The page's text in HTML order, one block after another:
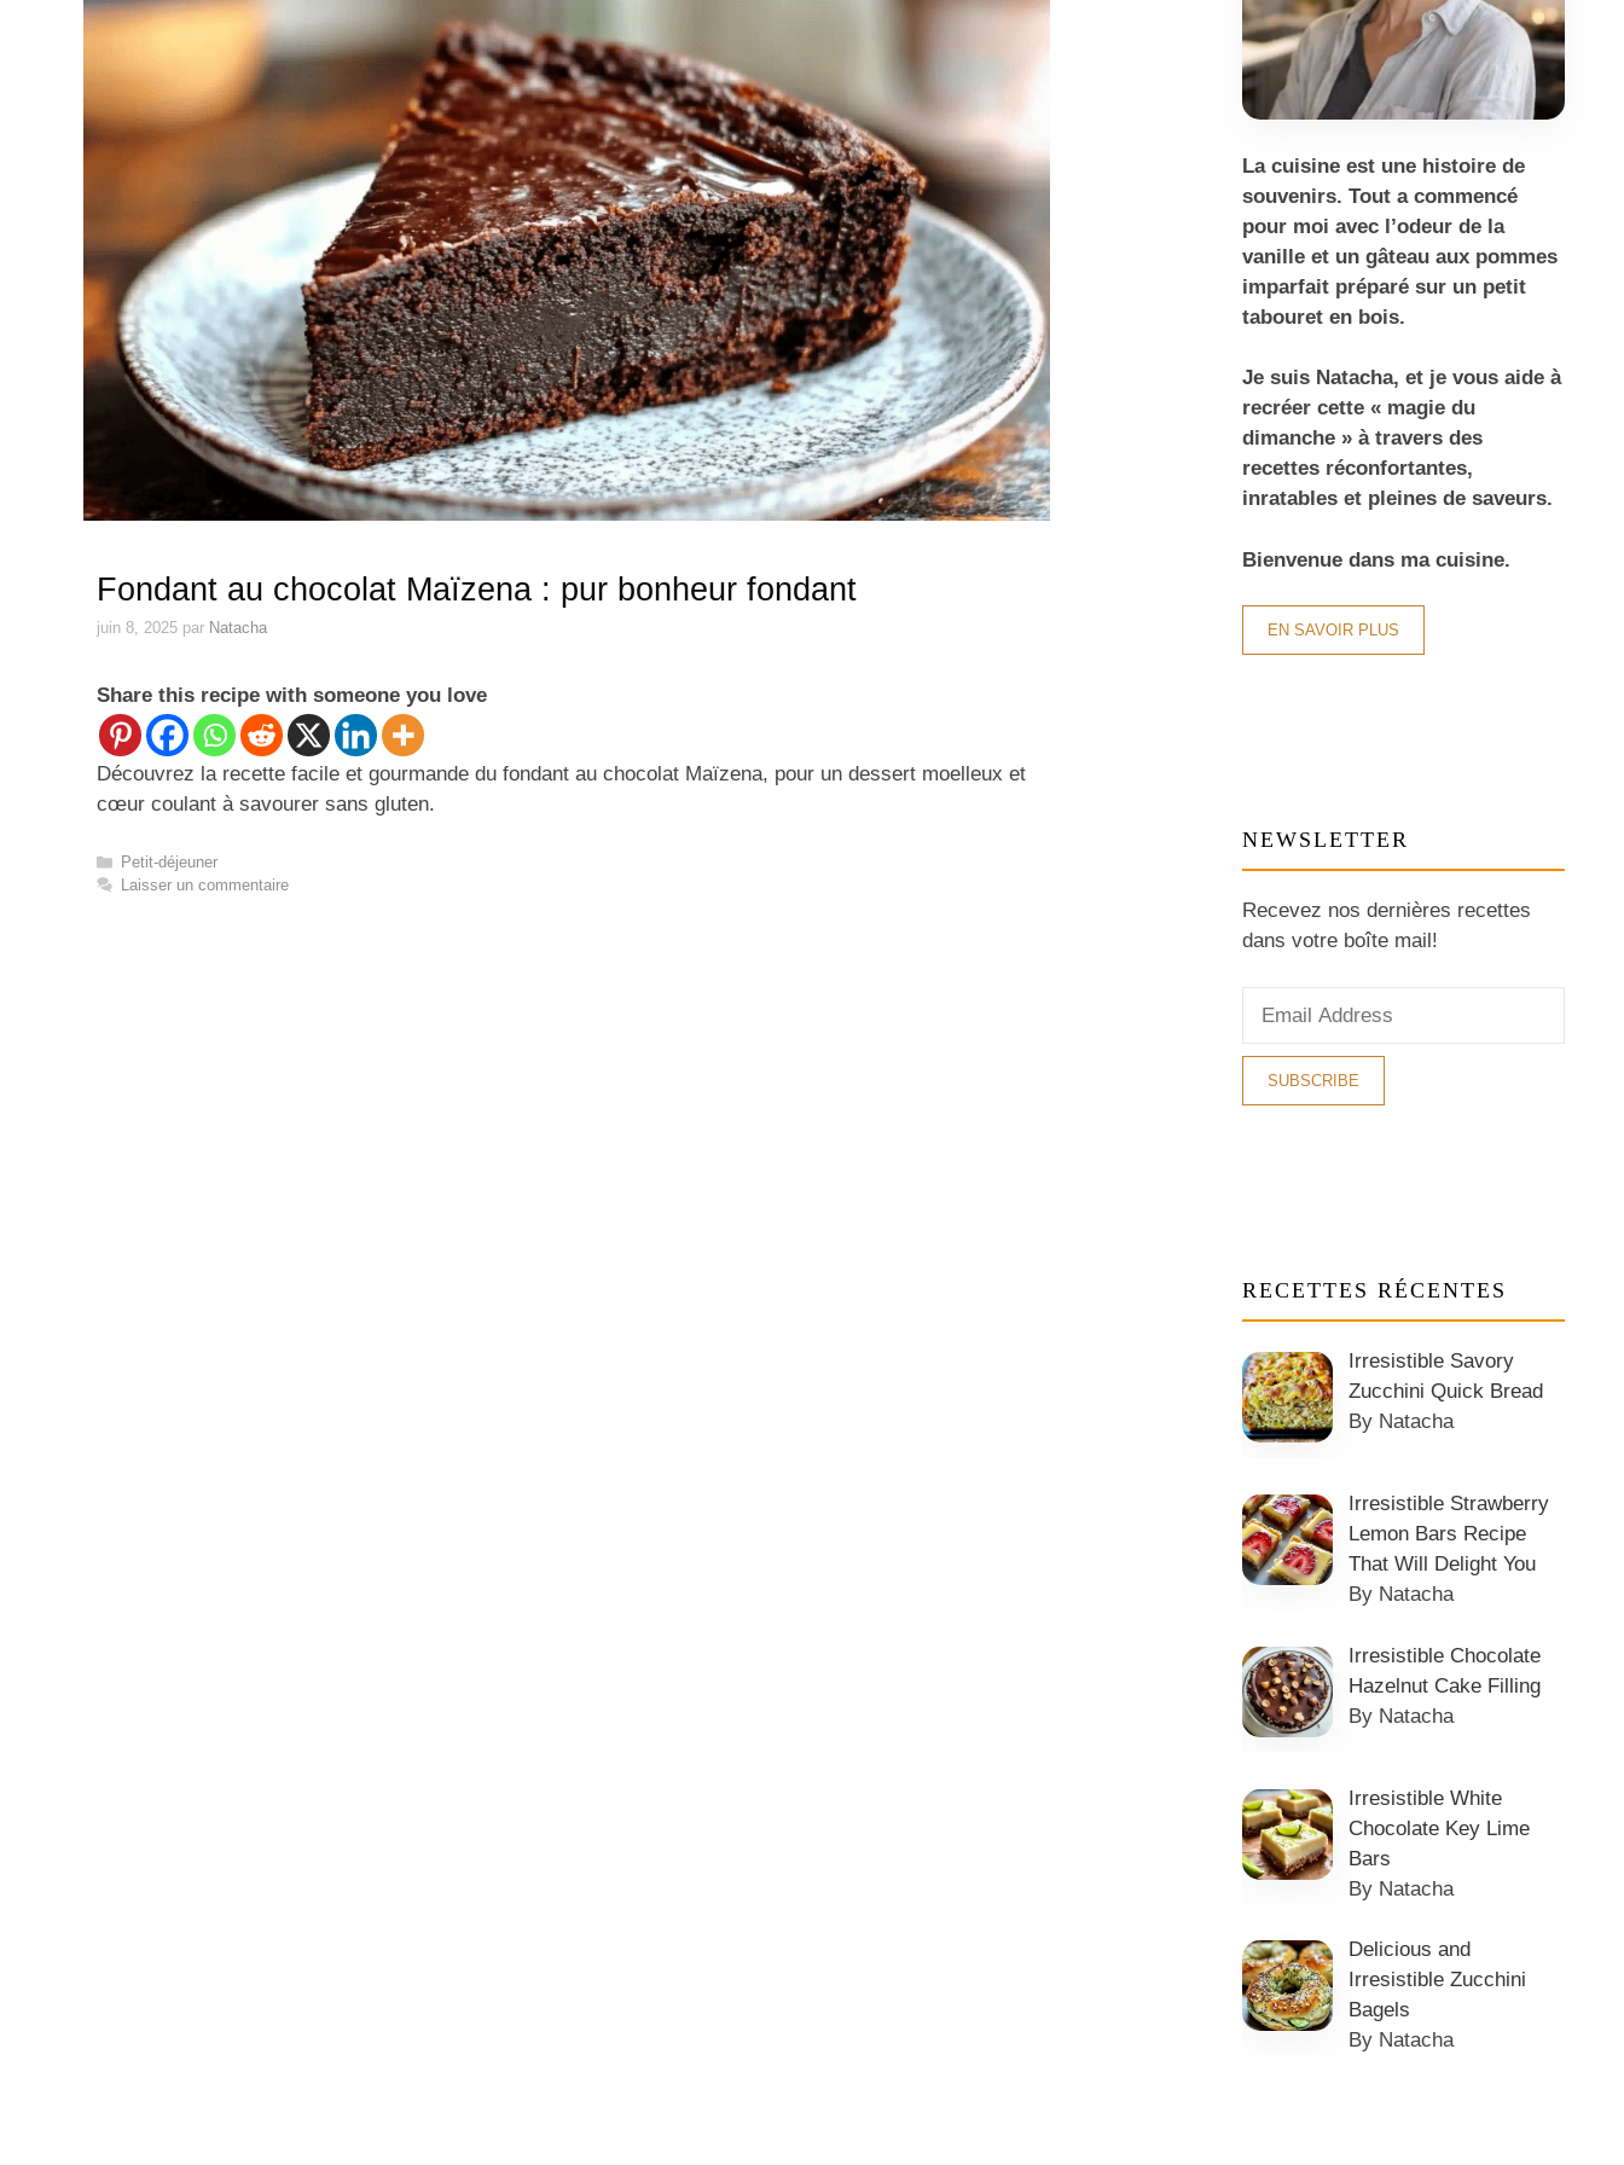
Fondant au chocolat Maïzena : pur bonheur fondant
juin 8, 2025 par Natacha
Share this recipe with someone you love
Découvrez la recette facile et gourmande du fondant au chocolat Maïzena, pour un dessert moelleux et
cœur coulant à savourer sans gluten.
Catégories
Petit-déjeuner
Laisser un commentaire
La cuisine est une histoire de
souvenirs. Tout a commencé
pour moi avec l’odeur de la
vanille et un gâteau aux pommes
imparfait préparé sur un petit
tabouret en bois.
Je suis Natacha, et je vous aide à
recréer cette « magie du
dimanche » à travers des
recettes réconfortantes,
inratables et pleines de saveurs.
Bienvenue dans ma cuisine.
EN SAVOIR PLUS
NEWSLETTER
Recevez nos dernières recettes
dans votre boîte mail!
RECETTES RÉCENTES
Irresistible Savory
Zucchini Quick Bread
By Natacha
Irresistible Strawberry
Lemon Bars Recipe
That Will Delight You
By Natacha
Irresistible Chocolate
Hazelnut Cake Filling
By Natacha
Irresistible White
Chocolate Key Lime
Bars
By Natacha
Delicious and
Irresistible Zucchini
Bagels
By Natacha